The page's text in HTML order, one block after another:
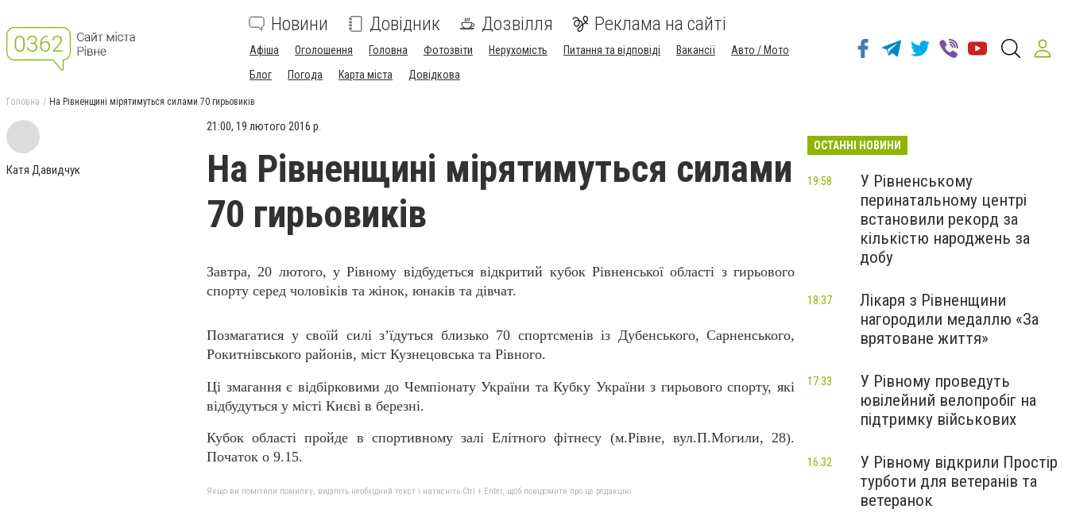
Новини Довідник Дозвілля Реклама на сайті
Афіша Оголошення Головна Фотозвіти Нерухомість Питання та відповіді Вакансії
Авто / Мото
Блог
Погода Карта міста Довідкова
Головна На Рівненщині мірятимуться силами 70 гирьовиків
Катя Давидчук
21:00, 19 лютого 2016 р.
На Рівненщині мірятимуться силами
70 гирьовиків
Завтра, 20 лютого, у Рівному відбудеться відкритий кубок Рівненської області з гирьового
спорту серед чоловіків та жінок, юнаків та дівчат.
Позмагатися у своїй силі з’їдуться близько 70 спортсменів із Дубенського, Сарненського,
Рокитнівського районів, міст Кузнецовська та Рівного.
Ці змагання є відбірковими до Чемпіонату України та Кубку України з гирьового спорту, які
відбудуться у місті Києві в березні.
Кубок області пройде в спортивному залі Елітного фітнесу (м.Рівне, вул.П.Могили, 28).
Початок о 9.15.
Якщо ви помітили помилку, виділіть необхідний текст і натисніть Ctrl + Enter, щоб повідомити про це редакцію
ОСТАННІ НОВИНИ
У Рівненському
перинатальному центрі
встановили рекорд за
кількістю народжень за
добу
19:58
Лікаря з Рівненщини
нагородили медаллю «За
врятоване життя»
18:37
У Рівному проведуть
ювілейний велопробіг на
підтримку військових
17:33
У Рівному відкрили Простір
турботи для ветеранів та
ветеранок
16:32